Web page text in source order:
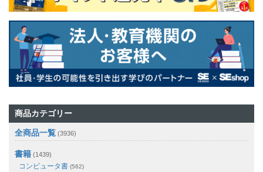
商品カテゴリー
全商品一覧 (3936)
書籍 (1439)
コンピュータ書 (562)